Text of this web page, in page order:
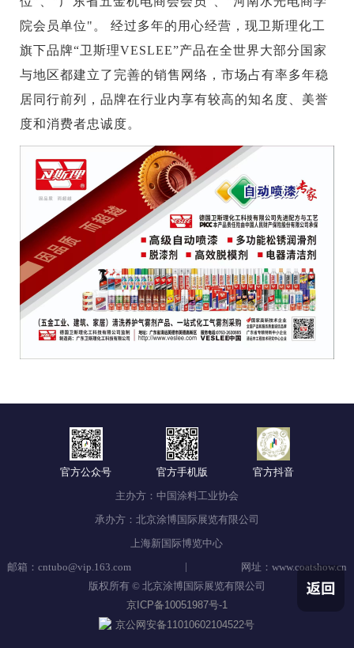
院会员单位"。 经过多年的用心经营，现卫斯理化工
旗下品牌“卫斯理VESLEE”产品在全世界大部分国家
与地区都建立了完善的销售网络，市场占有率多年稳
居同行前列，品牌在行业内享有较高的知名度、美誉
度和消费者忠诚度。
官方公众号 官方手机版
官方抖音
主办方：中国涂料工业协会
承办方：北京涂博国际展览有限公司
上海新国际博览中心
邮箱：cntubo@vip.163.com
|
网址：www.coatshow.cn
版权所有 © 北京涂博国际展览有限公司
京ICP备10051987号-1
京公网安备11010602104522号